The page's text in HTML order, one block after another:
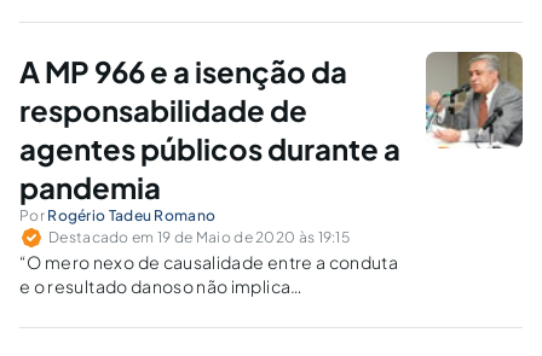
saná-las.
A MP 966 e a isenção da
responsabilidade de
agentes públicos durante a
pandemia
Por Rogério Tadeu Romano
Destacado em 19 de Maio de 2020 às 19:15
“O mero nexo de causalidade entre a conduta
e o resultado danoso não implica
966. É necessário que se reflita sobre isso.